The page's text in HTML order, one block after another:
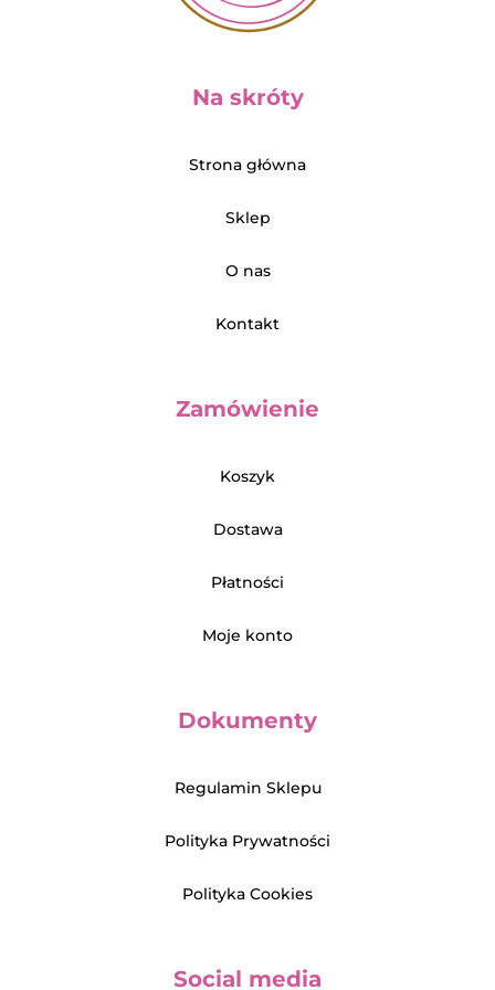
Na skróty
Strona główna
Sklep
O nas
Kontakt
Zamówienie
Koszyk
Dostawa
Płatności
Moje konto
Dokumenty
Regulamin Sklepu
Polityka Prywatności
Polityka Cookies
Social media